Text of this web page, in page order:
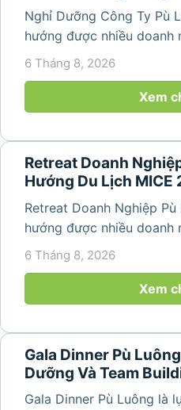
Nghỉ Dưỡng Công Ty Pù
hướng được nhiều doanh
hợp giữa nghỉ ngơi, tái
lịch đơn thuần, nhiều
6 Tháng 8, 2026
Xem
Retreat Doanh
Hướng Du Lịch MICE
Retreat Doanh Nghiệp
hướng được nhiều doanh
năm 2026 khi nhu cầu
họp và gắn kết đội ngũ
mang đến khoảng thời
6 Tháng 8, 2026
Xem
Gala Dinner Pù
Dưỡng Và Team
Gala Dinner Pù Luông là